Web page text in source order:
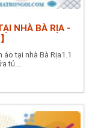
NHÀ BÀ RỊA -
tại nhà Bà Rịa1.1
tủ...